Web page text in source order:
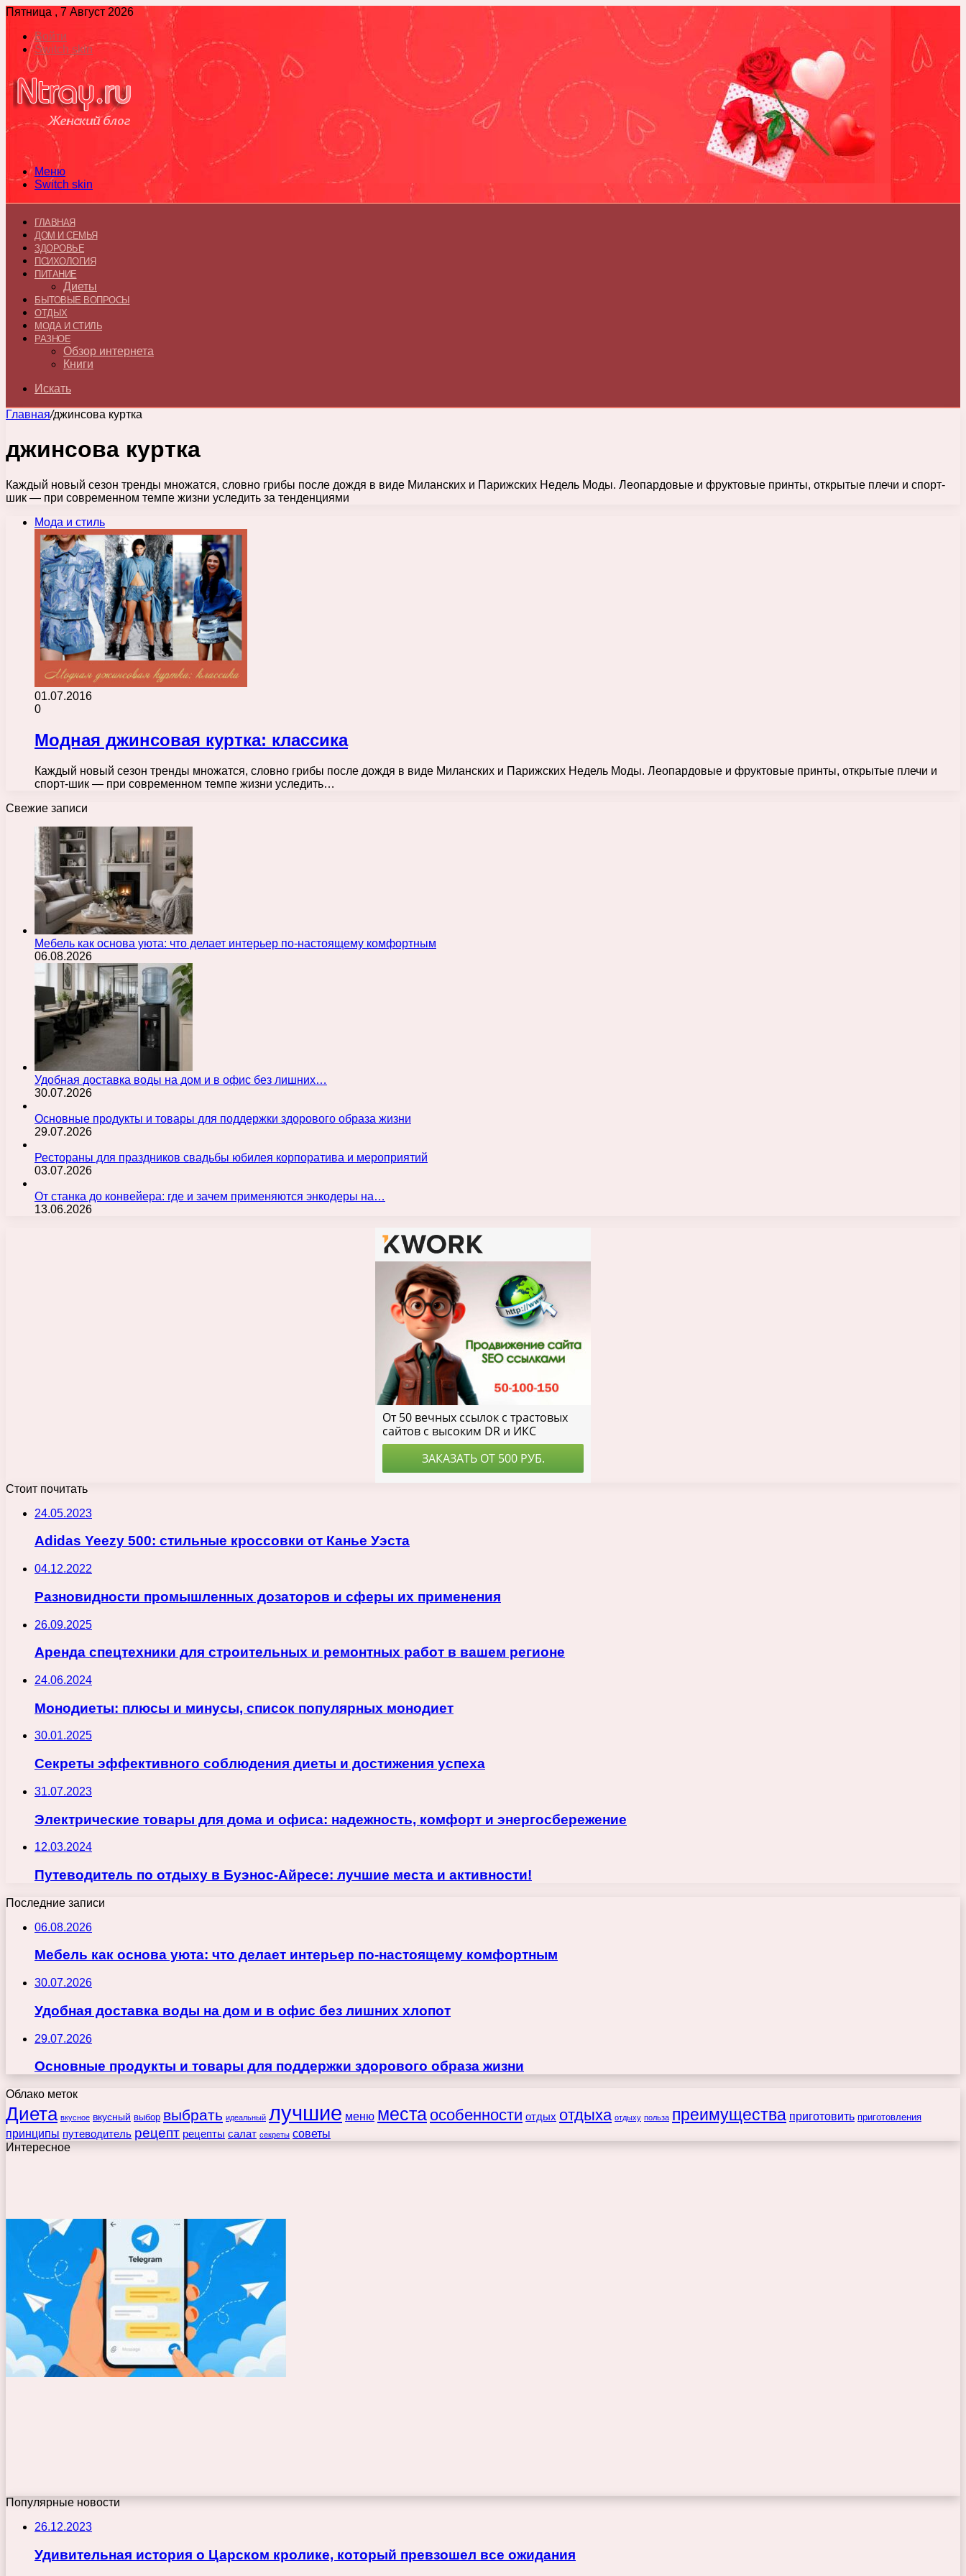
Пятница , 7 Август 2026
Войти
Switch skin
Меню
Switch skin
ГЛАВНАЯ
ДОМ И СЕМЬЯ
ЗДОРОВЬЕ
ПСИХОЛОГИЯ
ПИТАНИЕ
Диеты
БЫТОВЫЕ ВОПРОСЫ
ОТДЫХ
МОДА И СТИЛЬ
РАЗНОЕ
Обзор интернета
Книги
Искать
Главная/джинсова куртка
джинсова куртка
Каждый новый сезон тренды множатся, словно грибы после дождя в виде Миланских и Парижских Недель Моды. Леопардовые и фруктовые принты, открытые плечи и спорт-
шик — при современном темпе жизни уследить за тенденциями
Мода и стиль
01.07.2016
0
Модная джинсовая куртка: классика
Каждый новый сезон тренды множатся, словно грибы после дождя в виде Миланских и Парижских Недель Моды. Леопардовые и фруктовые принты, открытые плечи и
спорт-шик — при современном темпе жизни уследить…
Свежие записи
Мебель как основа уюта: что делает интерьер по-настоящему комфортным
06.08.2026
Удобная доставка воды на дом и в офис без лишних…
30.07.2026
Основные продукты и товары для поддержки здорового образа жизни
29.07.2026
Рестораны для праздников свадьбы юбилея корпоратива и мероприятий
03.07.2026
От станка до конвейера: где и зачем применяются энкодеры на…
13.06.2026
Стоит почитать
24.05.2023
Adidas Yeezy 500: стильные кроссовки от Канье Уэста
04.12.2022
Разновидности промышленных дозаторов и сферы их применения
26.09.2025
Аренда спецтехники для строительных и ремонтных работ в вашем регионе
24.06.2024
Монодиеты: плюсы и минусы, список популярных монодиет
30.01.2025
Секреты эффективного соблюдения диеты и достижения успеха
31.07.2023
Электрические товары для дома и офиса: надежность, комфорт и энергосбережение
12.03.2024
Путеводитель по отдыху в Буэнос-Айресе: лучшие места и активности!
Последние записи
06.08.2026
Мебель как основа уюта: что делает интерьер по-настоящему комфортным
30.07.2026
Удобная доставка воды на дом и в офис без лишних хлопот
29.07.2026
Основные продукты и товары для поддержки здорового образа жизни
Облако меток
Диета вкусное вкусный выбор выбрать идеальный лучшие меню места особенности отдых отдыха отдыху польза преимущества приготовить приготовления
принципы путеводитель рецепт рецепты салат секреты советы
Интересное
Популярные новости
26.12.2023
Удивительная история о Царском кролике, который превзошел все ожидания